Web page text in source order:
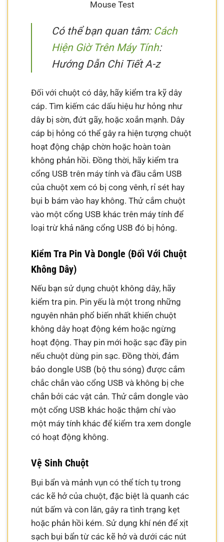
Mouse Test
Có thể bạn quan tâm: Cách
Hiện Giờ Trên Máy Tính:
Hướng Dẫn Chi Tiết A-z
Đối với chuột có dây, hãy kiểm tra kỹ dây
cáp. Tìm kiếm các dấu hiệu hư hỏng như
dây bị sờn, đứt gãy, hoặc xoắn mạnh. Dây
cáp bị hỏng có thể gây ra hiện tượng chuột
hoạt động chập chờn hoặc hoàn toàn
không phản hồi. Đồng thời, hãy kiểm tra
cổng USB trên máy tính và đầu cắm USB
của chuột xem có bị cong vênh, rỉ sét hay
bụi b bám vào hay không. Thử cắm chuột
vào một cổng USB khác trên máy tính để
loại trừ khả năng cổng USB đó bị hỏng.
Kiểm Tra Pin Và Dongle (Đối Với Chuột
Không Dây)
Nếu bạn sử dụng chuột không dây, hãy
kiểm tra pin. Pin yếu là một trong những
nguyên nhân phổ biến nhất khiến chuột
không dây hoạt động kém hoặc ngừng
hoạt động. Thay pin mới hoặc sạc đầy pin
nếu chuột dùng pin sạc. Đồng thời, đảm
bảo dongle USB (bộ thu sóng) được cắm
chắc chắn vào cổng USB và không bị che
chắn bởi các vật cản. Thử cắm dongle vào
một cổng USB khác hoặc thậm chí vào
một máy tính khác để kiểm tra xem dongle
có hoạt động không.
Vệ Sinh Chuột
Bụi bẩn và mảnh vụn có thể tích tụ trong
các kẽ hở của chuột, đặc biệt là quanh các
nút bấm và con lăn, gây ra tình trạng kẹt
hoặc phản hồi kém. Sử dụng khí nén để xịt
sạch bụi bẩn từ các kẽ hở và dưới các nút